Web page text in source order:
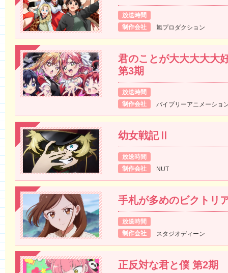
放送時間
制作会社
旭プロダクション
君のことが大大大大大
第3期
放送時間
制作会社
バイブリーアニメーショ
幼女戦記Ⅱ
放送時間
制作会社
NUT
手札が多めのビクトリ
放送時間
制作会社
スタジオディーン
正反対な君と僕 第2期